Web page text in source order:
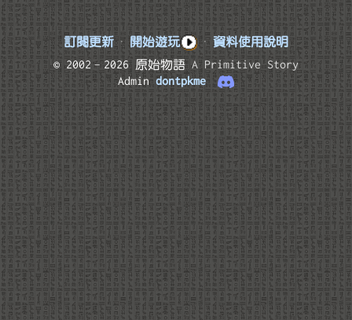
訂閱更新 · 開始遊玩 · 資料使用說明
© 2002–2026 原始物語A Primitive Story
Admindontpkme